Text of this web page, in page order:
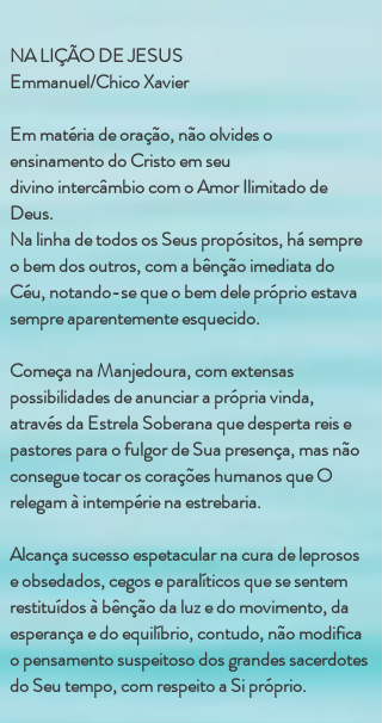
NA LIÇÃO DE JESUS
Emmanuel/Chico Xavier
Em matéria de oração, não olvides o
ensinamento do Cristo em seu
divino intercâmbio com o Amor Ilimitado de
Deus.
Na linha de todos os Seus propósitos, há sempre
o bem dos outros, com a bênção imediata do
Céu, notando-se que o bem dele próprio estava
sempre aparentemente esquecido.
Começa na Manjedoura, com extensas
possibilidades de anunciar a própria vinda,
através da Estrela Soberana que desperta reis e
pastores para o fulgor de Sua presença, mas não
consegue tocar os corações humanos que O
relegam à intempérie na estrebaria.
Alcança sucesso espetacular na cura de leprosos
e obsedados, cegos e paralíticos que se sentem
restituídos à bênção da luz e do movimento, da
esperança e do equilíbrio, contudo, não modifica
o pensamento suspeitoso dos grandes sacerdotes
do Seu tempo, com respeito a Si próprio.